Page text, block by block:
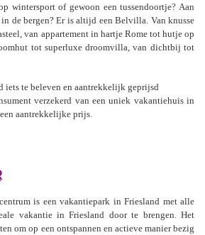
wintersport of gewoon een tussendoortje? Aan
de bergen? Er is altijd een Belvilla. Van knusse
van appartement in hartje Rome tot hutje op
tot superluxe droomvilla, van dichtbij tot
te beleven en aantrekkelijk geprijsd
verzekerd van een uniek vakantiehuis in
aantrekkelijke prijs.
is een vakantiepark in Friesland met alle
vakantie in Friesland door te brengen. Het
om op een ontspannen en actieve manier bezig